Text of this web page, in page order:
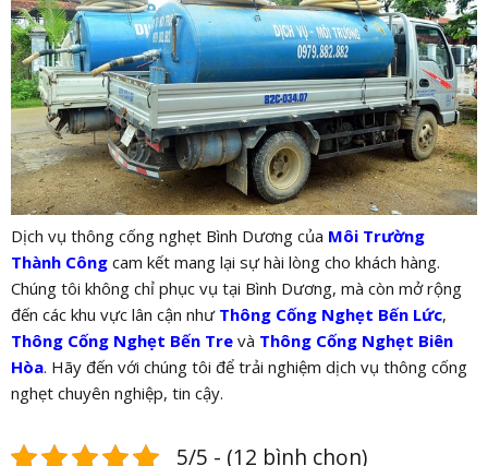
Dịch vụ thông cống nghẹt Bình Dương của Môi Trường
Thành Côngcam kết mang lại sự hài lòng cho khách hàng.
Chúng tôi không chỉ phục vụ tại Bình Dương, mà còn mở rộng
đến các khu vực lân cận như Thông Cống Nghẹt Bến Lức,
Thông Cống Nghẹt Bến Trevà Thông Cống Nghẹt Biên
Hòa. Hãy đến với chúng tôi để trải nghiệm dịch vụ thông cống
nghẹt chuyên nghiệp, tin cậy.
5/5 - (12 bình chọn)